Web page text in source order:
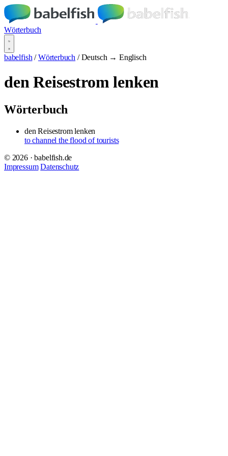
Wörterbuch
babelfish / Wörterbuch / Deutsch → Englisch
den Reisestrom lenken
Wörterbuch
den Reisestrom lenken
to channel the flood of tourists
© 2026 · babelfish.de
Impressum Datenschutz